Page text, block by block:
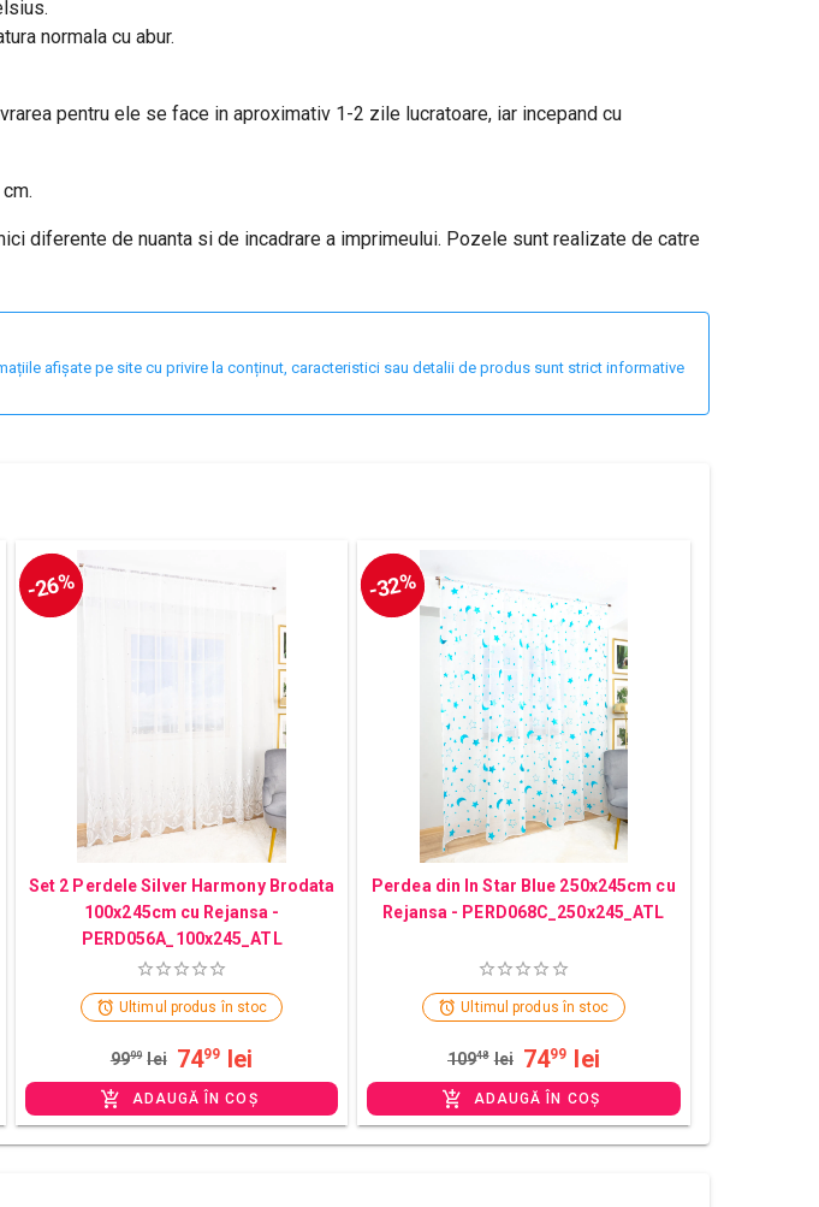
normala cu abur.
pentru ele se face in aproximativ 1-2 zile lucratoare, iar incepand cu
diferente de nuanta si de incadrare a imprimeului. Pozele sunt realizate de catre
afișate pe site cu privire la conținut, caracteristici sau detalii de produs sunt strict informative
-26%
Set 2 Perdele Silver Harmony Brodata
100x245cm cu Rejansa -
PERD056A_100x245_ATL
Ultimul produs în stoc
9999 lei 7499 lei
ADAUGĂ ÎN COȘ
-32%
Perdea din In Star Blue 250x245cm cu
Rejansa - PERD068C_250x245_ATL
Ultimul produs în stoc
10948 lei 7499 lei
ADAUGĂ ÎN COȘ